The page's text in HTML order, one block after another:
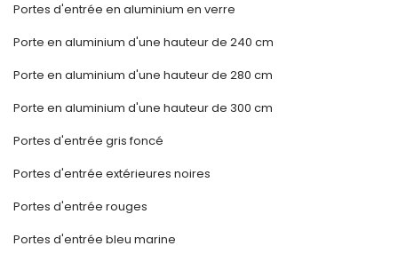
Portes d'entrée en aluminium en verre
Porte en aluminium d'une hauteur de 240 cm
Porte en aluminium d'une hauteur de 280 cm
Porte en aluminium d'une hauteur de 300 cm
Portes d'entrée gris foncé
Portes d'entrée extérieures noires
Portes d'entrée rouges
Portes d'entrée bleu marine